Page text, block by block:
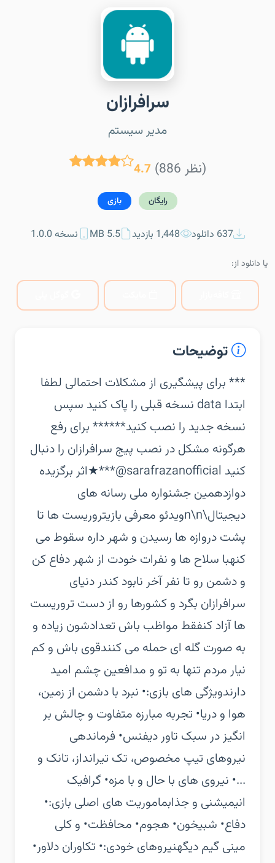
سرافرازان
مدیر سیستم
4.7 (886 نظر)
رایگان بازی
637 دانلود 1,448 بازدید 5.5 MB نسخه 1.0.0
یا دانلود از:
توضیحات
‏‏*** برای پیشگیری از مشکلات احتمالی لطفا
ابتدا data نسخه قبلی را پاک کنید سپس
نسخه جدید را نصب کنید***‏*** برای رفع
هرگونه مشکل در نصب پیج سرافرازان را دنبال
کنید sarafrazanofficial@***‏★اثر برگزیده
دوازدهمین جشنواره ملی رسانه های
دیجیتال\n\nویدئو معرفی بازی‏تروریست ها تا
پشت دروازه ها رسیدن و شهر داره سقوط می
کنه‏با سلاح ها و نفرات خودت از شهر دفاع کن
و دشمن رو تا نفر آخر نابود کن‏در دنیای
سرافرازان بگرد و کشورها رو از دست تروریست
ها آزاد کن‏فقط مواظب باش تعدادشون زیاده و
به صورت گله ای حمله می کنند‏قوی باش و کم
نیار مردم تنها به تو و مدافعین چشم امید
دارند‏ویژگی های بازی:‏• نبرد با دشمن از زمین،
هوا و دریا‏• تجربه مبارزه متفاوت و چالش بر
انگیز در سبک تاور دیفنس‏• فرماندهی
نیروهای تیپ مخصوص، تک تیرانداز، تانک و
...‏• نیروی های با حال و با مزه‏• گرافیک
انیمیشنی و جذاب‏ماموریت های اصلی بازی:‏•
دفاع‏• شبیخون‏• هجوم‏• محافظت‏• و کلی
مینی گیم دیگه‏نیروهای خودی:‏• تکاوران دلاور‏•